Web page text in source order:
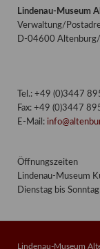
Lindenau-Museum
Verwaltung/
D-04600
Tel.: +49 (0)3447
Fax: +49 (0)3447
E-Mail:
Öffnungszeiten
Lindenau-Museum
Dienstag bis
Lindenau-Museum